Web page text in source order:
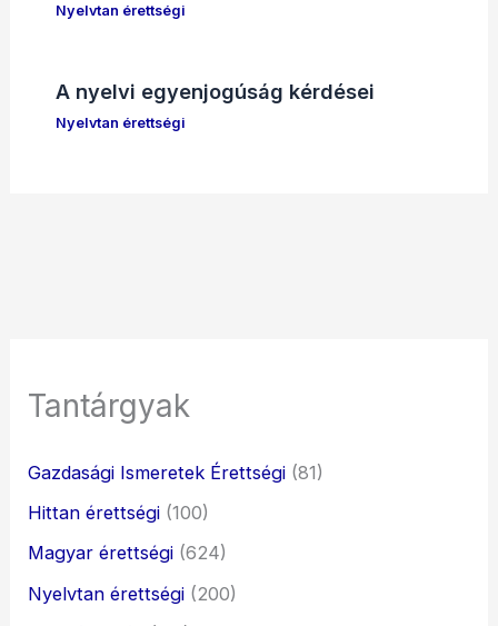
Nyelvtan érettségi
A nyelvi egyenjogúság kérdései
Nyelvtan érettségi
Tantárgyak
Gazdasági Ismeretek Érettségi (81)
Hittan érettségi (100)
Magyar érettségi (624)
Nyelvtan érettségi (200)